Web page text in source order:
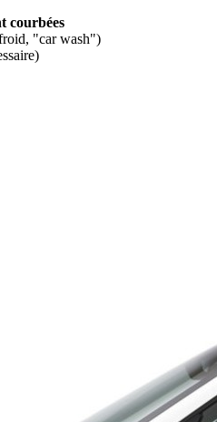
courbées
"car wash")